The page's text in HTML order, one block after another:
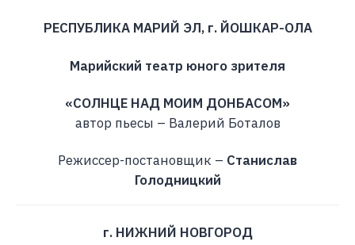
РЕСПУБЛИКА МАРИЙ ЭЛ, г. ЙОШКАР-ОЛА
Марийский театр юного зрителя
«СОЛНЦЕ НАД МОИМ ДОНБАСОМ»
автор пьесы – Валерий Боталов
Режиссер-постановщик – Станислав
Голодницкий
г. НИЖНИЙ НОВГОРОД